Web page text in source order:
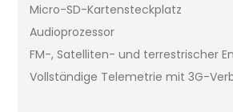
Micro-SD-Kartensteckplatz
Audioprozessor
FM-, Satelliten- und terrestrischer
Vollständige Telemetrie mit 3G-